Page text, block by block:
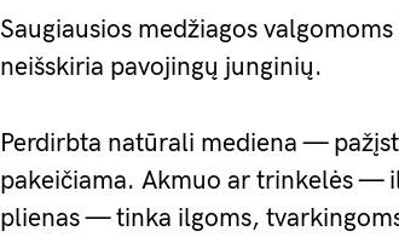
Saugiausios medžiagos
neišskiria pavojingų junginių.
Perdirbta natūrali mediena —
pakeičiama. Akmuo ar trinkelės —
plienas — tinka ilgoms,